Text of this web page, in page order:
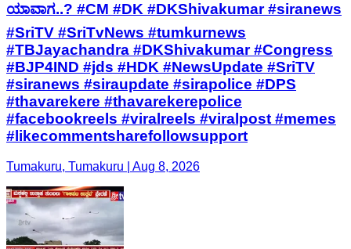
ಯಾವಾಗ..? #CM #DK #DKShivakumar #siranews
#SriTV #SriTvNews #tumkurnews
#TBJayachandra #DKShivakumar #Congress
#BJP4IND #jds #HDK #NewsUpdate #SriTV
#siranews #siraupdate #sirapolice #DPS
#thavarekere #thavarekerepolice
#facebookreels #viralreels #viralpost #memes
#likecommentsharefollowsupport
Tumakuru, Tumakuru | Aug 8, 2026